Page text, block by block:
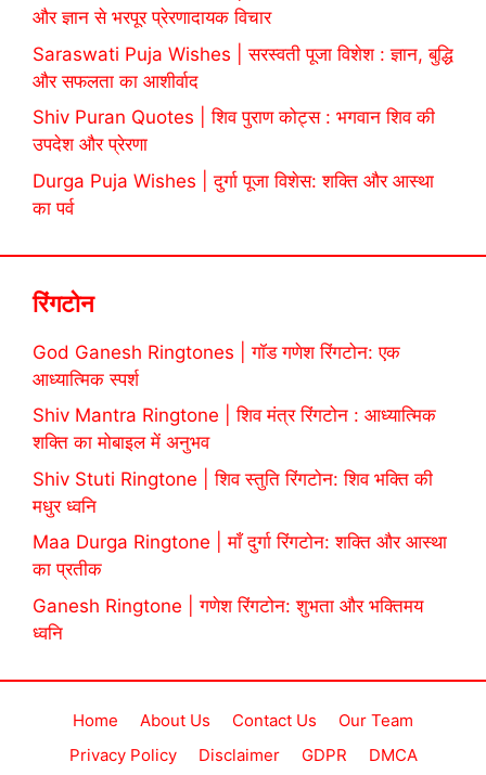
और ज्ञान से भरपूर प्रेरणादायक विचार
Saraswati Puja Wishes | सरस्वती पूजा विशेश : ज्ञान, बुद्धि
और सफलता का आशीर्वाद
Shiv Puran Quotes | शिव पुराण कोट्स : भगवान शिव की
उपदेश और प्रेरणा
Durga Puja Wishes | दुर्गा पूजा विशेस: शक्ति और आस्था
का पर्व
रिंगटोन
God Ganesh Ringtones | गॉड गणेश रिंगटोन: एक
आध्यात्मिक स्पर्श
Shiv Mantra Ringtone | शिव मंत्र रिंगटोन : आध्यात्मिक
शक्ति का मोबाइल में अनुभव
Shiv Stuti Ringtone | शिव स्तुति रिंगटोन: शिव भक्ति की
मधुर ध्वनि
Maa Durga Ringtone | माँ दुर्गा रिंगटोन: शक्ति और आस्था
का प्रतीक
Ganesh Ringtone | गणेश रिंगटोन: शुभता और भक्तिमय
ध्वनि
Home About Us Contact Us
Our Team
Privacy Policy
Disclaimer GDPR DMCA